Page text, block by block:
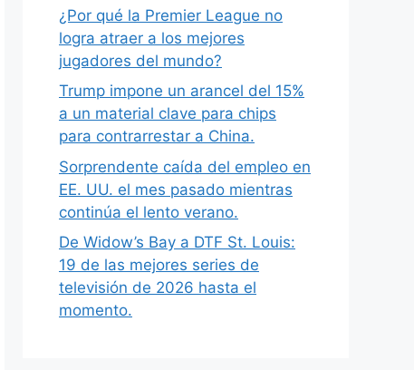
¿Por qué la Premier League no
logra atraer a los mejores
jugadores del mundo?
Trump impone un arancel del 15%
a un material clave para chips
para contrarrestar a China.
Sorprendente caída del empleo en
EE. UU. el mes pasado mientras
continúa el lento verano.
De Widow’s Bay a DTF St. Louis:
19 de las mejores series de
televisión de 2026 hasta el
momento.